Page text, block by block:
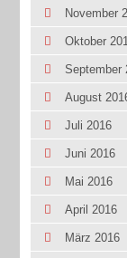
November
Oktober
September
August
Juli 2016
Juni 2016
Mai 2016
April 2016
März 2016